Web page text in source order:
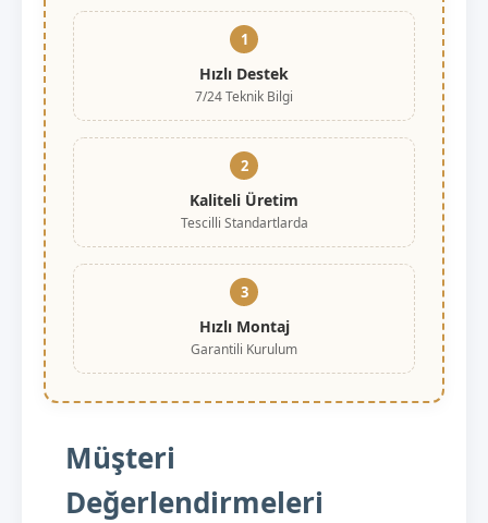
1
Hızlı Destek
7/24 Teknik Bilgi
2
Kaliteli Üretim
Tescilli Standartlarda
3
Hızlı Montaj
Garantili Kurulum
Müşteri
Değerlendirmeleri